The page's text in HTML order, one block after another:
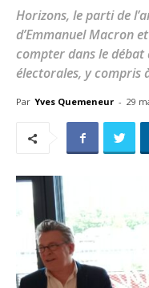
Horizons, le parti de
d’Emmanuel Macron
compter dans le débat
électorales, y compris
Par Yves Quemeneur - 29